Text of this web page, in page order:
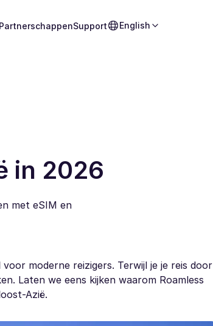
PartnerschappenSupport English
in 2026
met eSIM en
moderne reizigers. Terwijl je je reis door
Laten we eens kijken waarom Roamless
Azië.